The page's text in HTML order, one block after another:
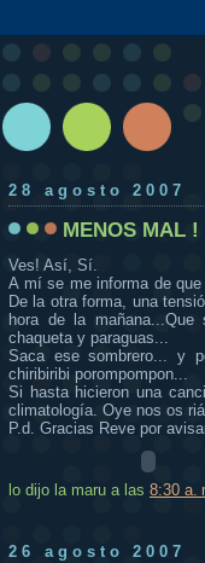
28 agosto 2007
MENOS MAL !
Ves! Así, Sí.
A mí se me informa de
De la otra forma, una
hora de la
chaqueta y paraguas...
Saca ese sombrero... y
chiribiribi porompompon...
Si hasta hicieron una
climatología. Oye nos os
P.d. Gracias Reve por
lo dijo la maru a las 8:30 a.
26 agosto 2007